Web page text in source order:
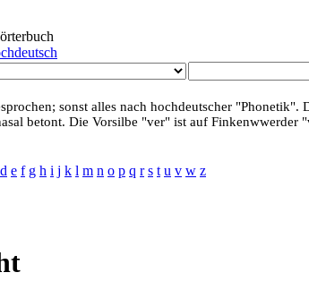
sonst alles nach hochdeutscher
betont. Die Vorsilbe "ver" ist auf
d e f g h i j k l m n o p q r s t u v w z